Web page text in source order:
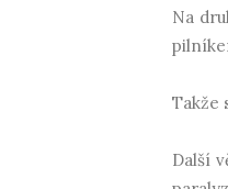
Na
Takže
Další